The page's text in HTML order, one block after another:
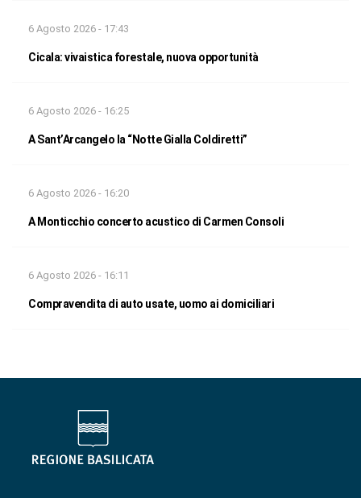
6 Agosto 2026 - 17:43
Cicala: vivaistica forestale, nuova opportunità
6 Agosto 2026 - 16:25
A Sant’Arcangelo la “Notte Gialla Coldiretti”
6 Agosto 2026 - 16:20
A Monticchio concerto acustico di Carmen Consoli
6 Agosto 2026 - 16:11
Compravendita di auto usate, uomo ai domiciliari